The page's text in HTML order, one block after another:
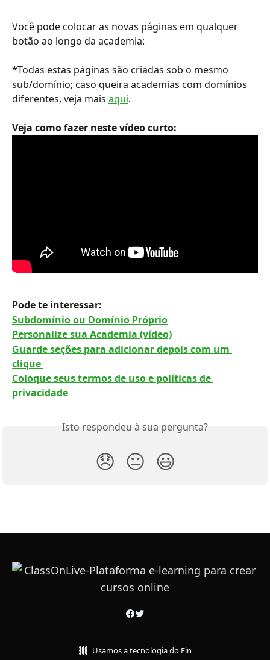
Você pode colocar as novas páginas em qualquer
botão ao longo da academia:
*Todas estas páginas são criadas sob o mesmo
sub/domínio; caso queira academias com domínios
diferentes, veja mais aqui.
Veja como fazer neste vídeo curto:
Pode te interessar:
Subdomínio ou Domínio Próprio
Personalize sua Academia (vídeo)
Guarde seções para adicionar depois com um
clique
Coloque seus termos de uso e políticas de
privacidade
Isto respondeu à sua pergunta?
😞 😐 😃
Usamos a tecnologia do Fin